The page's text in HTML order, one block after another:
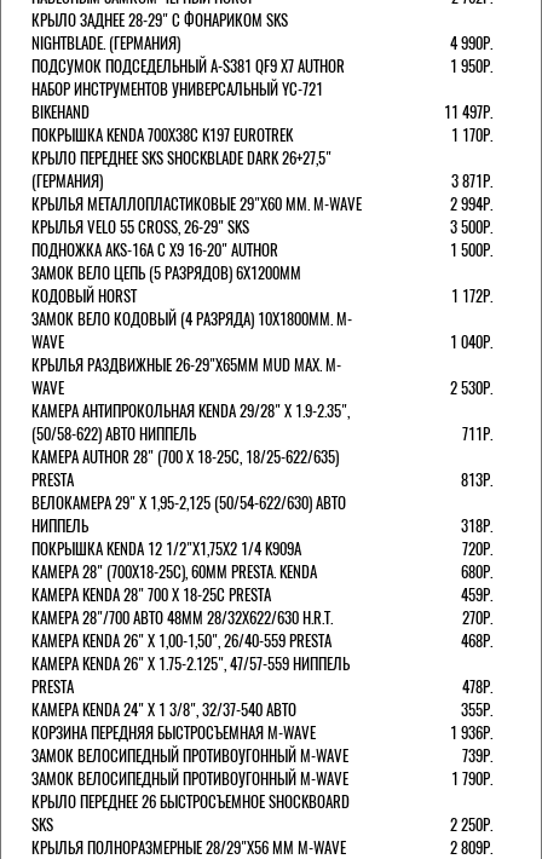
КРЫЛО ЗАДНЕЕ 28-29" С ФОНАРИКОМ SKS
NIGHTBLADE. (ГЕРМАНИЯ)
4 990Р.
ПОДСУМОК ПОДСЕДЕЛЬНЫЙ A-S381 QF9 X7 AUTHOR
1 950Р.
НАБОР ИНСТРУМЕНТОВ УНИВЕРСАЛЬНЫЙ YC-721
BIKEHAND
11 497Р.
ПОКРЫШКА KENDA 700Х38С K197 EUROTREK
1 170Р.
КРЫЛО ПЕРЕДНЕЕ SKS SHOCKBLADE DARK 26+27,5"
(ГЕРМАНИЯ)
3 871Р.
КРЫЛЬЯ МЕТАЛЛОПЛАСТИКОВЫЕ 29"Х60 ММ. M-WAVE
2 994Р.
КРЫЛЬЯ VELO 55 CROSS, 26-29" SKS
3 500Р.
ПОДНОЖКА AKS-16A C X9 16-20" AUTHOR
1 500Р.
ЗАМОК ВЕЛО ЦЕПЬ (5 РАЗРЯДОВ) 6Х1200ММ
КОДОВЫЙ HORST
1 172Р.
ЗАМОК ВЕЛО КОДОВЫЙ (4 РАЗРЯДА) 10Х1800ММ. M-
WAVE
1 040Р.
КРЫЛЬЯ РАЗДВИЖНЫЕ 26-29"Х65ММ MUD MAX. M-
WAVE
2 530Р.
КАМЕРА АНТИПРОКОЛЬНАЯ KENDA 29/28" Х 1.9-2.35",
(50/58-622) АВТО НИППЕЛЬ
711Р.
КАМЕРА AUTHOR 28" (700 Х 18-25С, 18/25-622/635)
PRESTA
813Р.
ВЕЛОКАМЕРА 29" X 1,95-2,125 (50/54-622/630) АВТО
НИППЕЛЬ
318Р.
ПОКРЫШКА KENDA 12 1/2"Х1,75X2 1/4 K909A
720Р.
КАМЕРА 28" (700Х18-25С), 60ММ PRESTA. KENDA
680Р.
КАМЕРА KENDA 28" 700 Х 18-25С PRESTA
459Р.
КАМЕРА 28"/700 АВТО 48ММ 28/32Х622/630 H.R.T.
270Р.
КАМЕРА KENDA 26" Х 1,00-1,50", 26/40-559 PRESTA
468Р.
КАМЕРА KENDA 26" Х 1.75-2.125", 47/57-559 НИППЕЛЬ
PRESTA
478Р.
КАМЕРА KENDA 24" Х 1 3/8", 32/37-540 АВТО
355Р.
КОРЗИНА ПЕРЕДНЯЯ БЫСТРОСЪЕМНАЯ M-WAVE
1 936Р.
ЗАМОК ВЕЛОСИПЕДНЫЙ ПРОТИВОУГОННЫЙ M-WAVE
739Р.
ЗАМОК ВЕЛОСИПЕДНЫЙ ПРОТИВОУГОННЫЙ M-WAVE
1 790Р.
КРЫЛО ПЕРЕДНЕЕ 26 БЫСТРОСЪЕМНОЕ SHOCKBOARD
SKS
2 250Р.
КРЫЛЬЯ ПОЛНОРАЗМЕРНЫЕ 28/29"Х56 ММ M-WAVE
2 809Р.